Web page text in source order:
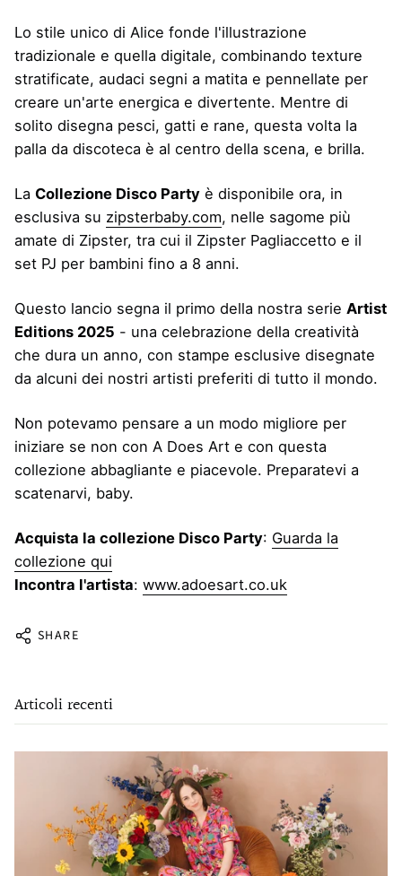
Lo stile unico di Alice fonde l'illustrazione
tradizionale e quella digitale, combinando texture
stratificate, audaci segni a matita e pennellate per
creare un'arte energica e divertente. Mentre di
solito disegna pesci, gatti e rane, questa volta la
palla da discoteca è al centro della scena, e brilla.
La Collezione Disco Party è disponibile ora, in
esclusiva su zipsterbaby.com, nelle sagome più
amate di Zipster, tra cui il Zipster Pagliaccetto e il
set PJ per bambini fino a 8 anni.
Questo lancio segna il primo della nostra serie Artist
Editions 2025 - una celebrazione della creatività
che dura un anno, con stampe esclusive disegnate
da alcuni dei nostri artisti preferiti di tutto il mondo.
Non potevamo pensare a un modo migliore per
iniziare se non con A Does Art e con questa
collezione abbagliante e piacevole. Preparatevi a
scatenarvi, baby.
Acquista la collezione Disco Party: Guarda la
collezione qui
Incontra l'artista: www.adoesart.co.uk
SHARE
Articoli recenti